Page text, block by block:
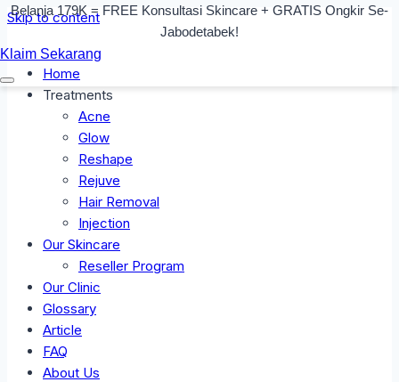
Skip to content
Home
Treatments
Acne
Glow
Reshape
Rejuve
Hair Removal
Injection
Our Skincare
Reseller Program
Our Clinic
Glossary
Article
FAQ
About Us
Belanja 179K = FREE Konsultasi Skincare + GRATIS Ongkir Se-
Jabodetabek!
Klaim Sekarang